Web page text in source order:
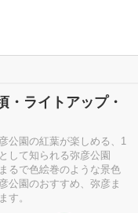
・ライトアップ・
公園の紅葉が楽しめる、1
して知られる弥彦公園
るで色絵巻のような景色
公園のおすすめ、弥彦ま
す。